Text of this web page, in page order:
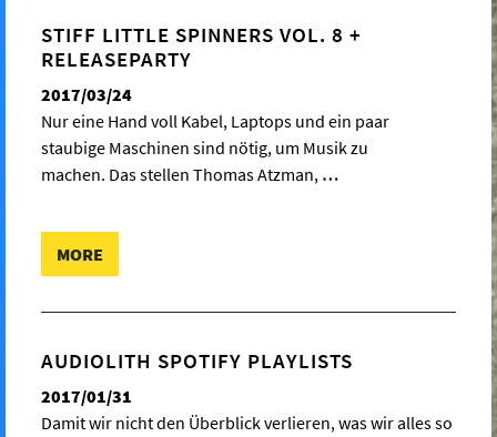
STIFF LITTLE SPINNERS VOL. 8 +
RELEASEPARTY
2017/03/24
Nur eine Hand voll Kabel, Laptops und ein paar
staubige Maschinen sind nötig, um Musik zu
machen. Das stellen Thomas Atzman, …
MORE
AUDIOLITH SPOTIFY PLAYLISTS
2017/01/31
Damit wir nicht den Überblick verlieren, was wir alles so